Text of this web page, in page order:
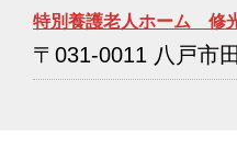
特別養護老人ホーム 修
〒031-0011 八戸市